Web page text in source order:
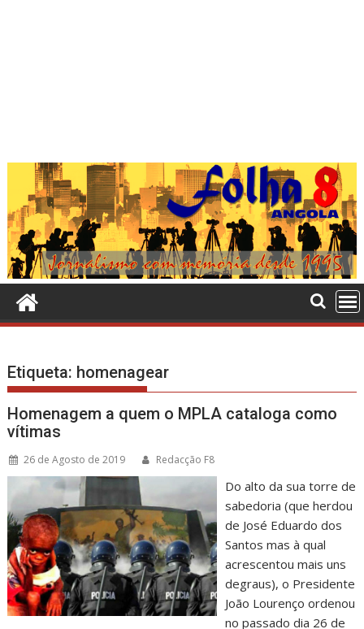
Etiqueta: homenagear
Homenagem a quem o MPLA cataloga como
vítimas
26 de Agosto de 2019 Redacção F8
Do alto da sua torre de
sabedoria (que herdou
de José Eduardo dos
Santos mas à qual
acrescentou mais uns
degraus), o Presidente
João Lourenço ordenou
no passado dia 26 de